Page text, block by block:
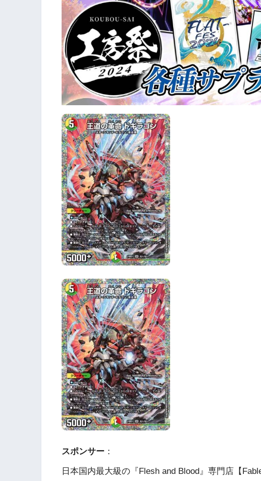
スポンサー ：
日本国内最大級の『Flesh and Blood』専門店【Fable